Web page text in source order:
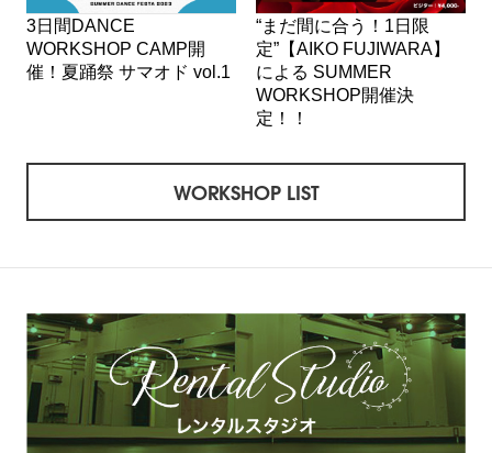
3日間DANCE
WORKSHOP CAMP開
催！夏踊祭 サマオド vol.1
“まだ間に合う！1日限
定”【AIKO FUJIWARA】
による SUMMER
WORKSHOP開催決
定！！
WORKSHOP LIST